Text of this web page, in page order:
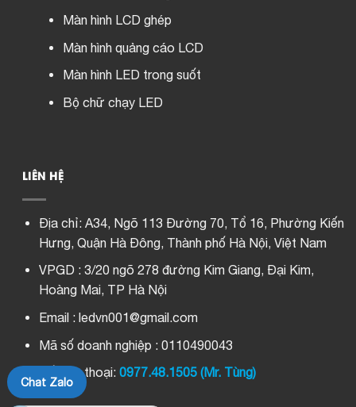
Màn hình LCD ghép
Màn hình quảng cáo LCD
Màn hình LED trong suốt
Bộ chữ chạy LED
LIÊN HỆ
Địa chỉ: A34, Ngõ 113 Đường 70, Tổ 16, Phường Kiến
Hưng, Quận Hà Đông, Thành phố Hà Nội, Việt Nam
VPGD : 3/20 ngõ 278 đường Kim Giang, Đại Kim,
Hoàng Mai, TP Hà Nội
Email : ledvn001@gmail.com
Mã số doanh nghiệp : 0110490043
Số điện thoại: 0977.48.1505 (Mr. Tùng)
Chat Zalo